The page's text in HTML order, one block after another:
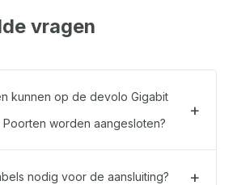
vragen
kunnen op de devolo Gigabit
Poorten worden aangesloten?
nodig voor de aansluiting?